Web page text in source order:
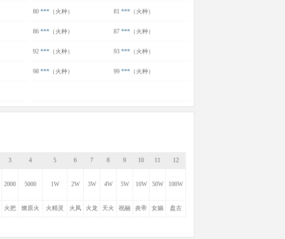
80 *** （火种） 81 *** （火种）
86 *** （火种） 87 *** （火种）
92 *** （火种） 93 *** （火种）
98 *** （火种） 99 *** （火种）
3 4 5 6 7 8 9 10 11 12
2000 5000 1W 2W 3W 4W 5W 10W 50W 100W
火把 燎原火 火精灵 火凤 火龙 天火 祝融 炎帝 女娲 盘古